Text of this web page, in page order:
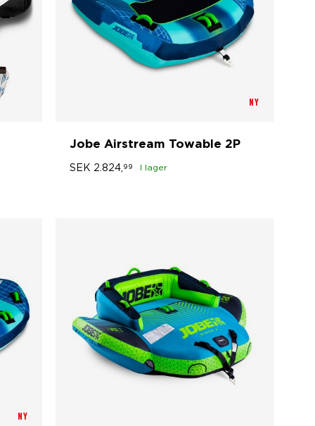
NY
Jobe Airstream Towable 2P
SEK 2.824, 99 I lager
NY